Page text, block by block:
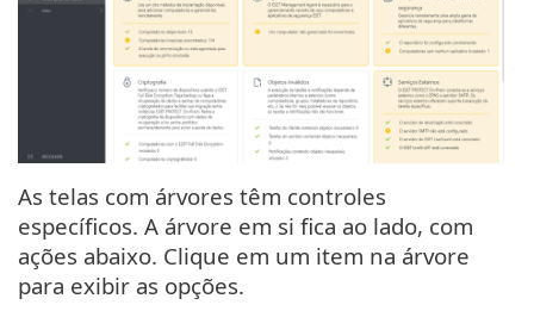
As telas com árvores têm controles
específicos. A árvore em si fica ao lado, com
ações abaixo. Clique em um item na árvore
para exibir as opções.